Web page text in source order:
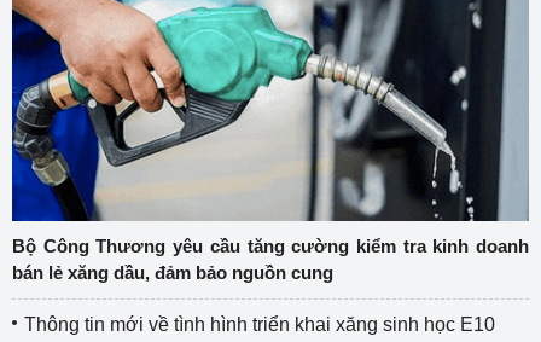
Bộ Công Thương yêu cầu tăng cường kiểm tra kinh doanh
bán lẻ xăng dầu, đảm bảo nguồn cung
Thông tin mới về tình hình triển khai xăng sinh học E10